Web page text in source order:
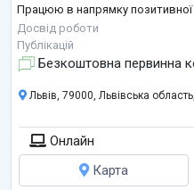
Працюю в напрямку позитивної
аналізу та короткотермінової
Членкиня Товариства
Досвід роботи
Публікацій
Безкоштовна первинна
Львів, 79000, Львівська
Онлайн
Карта